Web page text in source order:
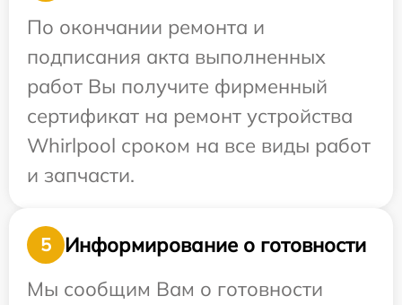
По окончании ремонта и
подписания акта выполненных
работ Вы получите фирменный
сертификат на ремонт устройства
Whirlpool сроком на все виды работ
и запчасти.
5
Информирование о готовности
Мы сообщим Вам о готовности